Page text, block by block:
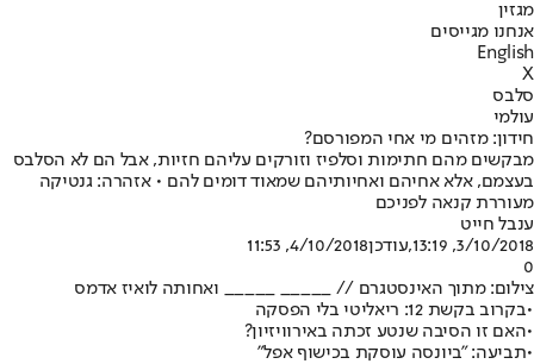
מגזין
אנחנו מגייסים
English
X
סלבס
עולמי
חידון: מזהים מי אחי המפורסם?
מבקשים מהם חתימות וסלפיז וזורקים עליהם חזיות, אבל הם לא הסלבס
בעצמם, אלא אחיהם ואחיותיהם שמאוד דומים להם • אזהרה: גנטיקה
מעוררת קנאה לפניכם
ענבל חייט
3/10/2018, 13:19
,עודכן4/10/2018, 11:53
0
צילום: מתוך האינסטגרם // _____ _____ ואחותה לואיז אדמס
•בקרוב בקשת 12: ריאליטי בלי הפסקה
•האם זו הסיבה שנטע זכתה באירוויזיון?
•תביעה: "ביונסה עוסקת בכישוף אפל"